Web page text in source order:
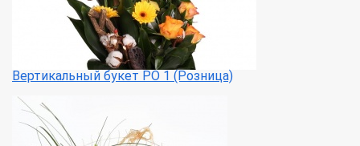
Вертикальный букет РО 1 (Розница)